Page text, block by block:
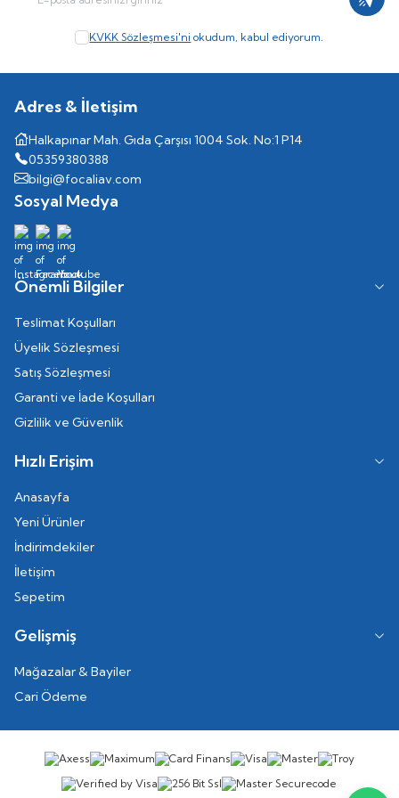
KVKK Sözleşmesi'ni okudum, kabul ediyorum.
Adres & İletişim
Halkapınar Mah. Gıda Çarşısı 1004 Sok. No:1 P14
05359380388
bilgi@focaliav.com
Sosyal Medya
Önemli Bilgiler
Teslimat Koşulları
Üyelik Sözleşmesi
Satış Sözleşmesi
Garanti ve İade Koşulları
Gizlilik ve Güvenlik
Hızlı Erişim
Anasayfa
Yeni Ürünler
İndirimdekiler
İletişim
Sepetim
Gelişmiş
Mağazalar & Bayiler
Cari Ödeme